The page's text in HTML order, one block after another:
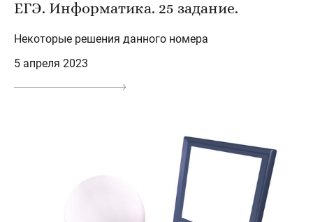
ЕГЭ. Информатика. 25 задание.
Некоторые решения данного номера
5 апреля 2023